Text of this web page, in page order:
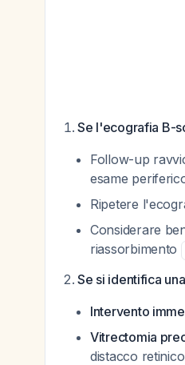
Se l'ecografia B-
Follow-up
esame
Ripetere
Considerare
riassorbimento
Se si identifica
Intervento
Vitrectomia
distacco